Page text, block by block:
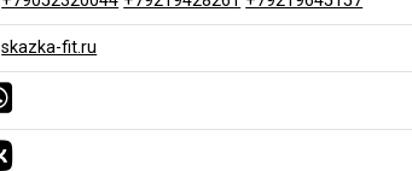
skazka-fit.ru